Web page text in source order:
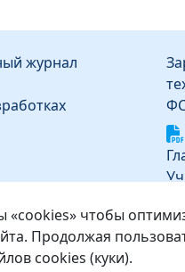
журнал
чтобы
Продолжая
cookies (куки).